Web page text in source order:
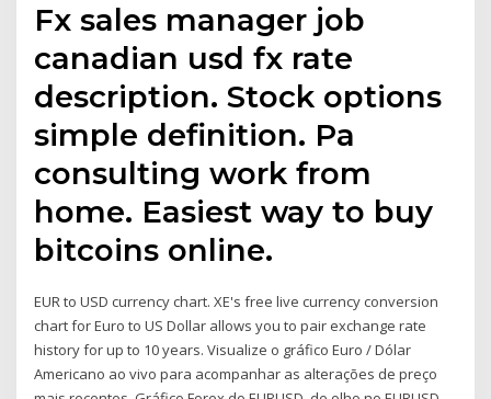
Fx sales manager job
canadian usd fx rate
description. Stock options
simple definition. Pa
consulting work from
home. Easiest way to buy
bitcoins online.
EUR to USD currency chart. XE's free live currency conversion
chart for Euro to US Dollar allows you to pair exchange rate
history for up to 10 years. Visualize o gráfico Euro / Dólar
Americano ao vivo para acompanhar as alterações de preço